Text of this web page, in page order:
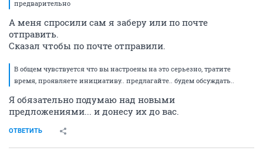
предварительно
А меня спросили сам я заберу или по почте
отправить.
Сказал чтобы по почте отправили.
В общем чувствуется что вы настроены на это серьезно, тратите
время, проявляете инициативу.. предлагайте.. будем обсуждать..
Я обязательно подумаю над новыми
предложениями... и донесу их до вас.
ОТВЕТИТЬ